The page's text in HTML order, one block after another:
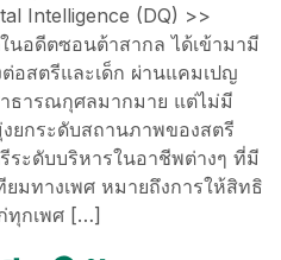
Intelligence (DQ) >>
นอดีตซอนต้าสากล ได้เข้ามามี
อสตรีและเด็ก ผ่านแคมเปญ
ธารณกุศลมากมาย แต่ไม่มี
ยกระดับสถานภาพของสตรี
ระดับบริหารในอาชีพต่างๆ ที่มี
มทางเพศ หมายถึงการให้สิทธิ
ทุกเพศ […]